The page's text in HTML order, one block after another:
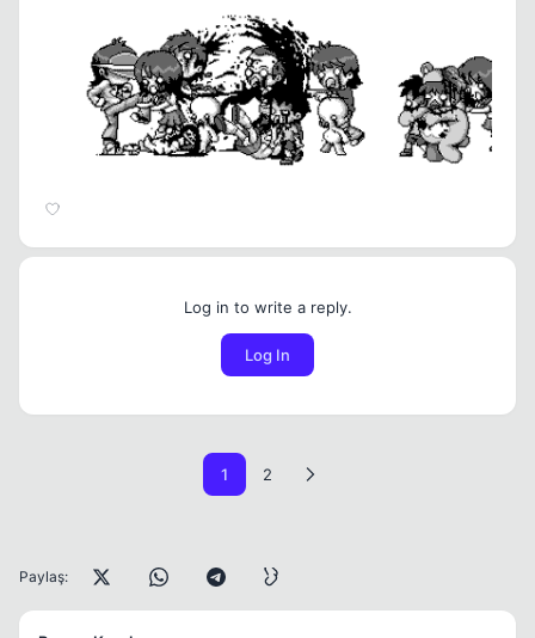
Log in to write a reply.
Log In
1 2
Paylaş: